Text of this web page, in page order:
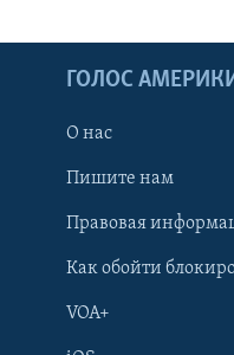
ГОЛОС
О нас
Пишите нам
Правовая
Как обойти
VOA+